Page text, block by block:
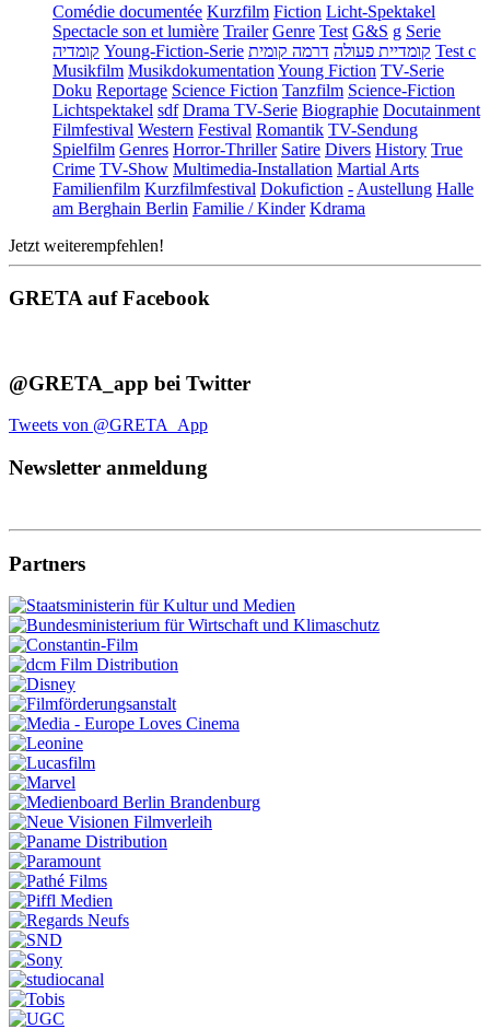
Comédie documentée Kurzfilm Fiction Licht-Spektakel
Spectacle son et lumière Trailer Genre Test G&S g Serie
קומדיה Young-Fiction-Serie קומדיית פעולה דרמה קומית
Test c
Musikfilm Musikdokumentation Young Fiction TV-Serie
Doku Reportage Science Fiction Tanzfilm Science-Fiction
Lichtspektakel sdf Drama TV-Serie Biographie Docutainment
Filmfestival Western Festival Romantik TV-Sendung
Spielfilm Genres Horror-Thriller Satire Divers History True
Crime TV-Show Multimedia-Installation Martial Arts
Familienfilm Kurzfilmfestival Dokufiction - Austellung Halle
am Berghain Berlin Familie / Kinder Kdrama
Jetzt weiterempfehlen!
GRETA auf Facebook
@GRETA_app bei Twitter
Tweets von @GRETA_App
Newsletter anmeldung
Partners